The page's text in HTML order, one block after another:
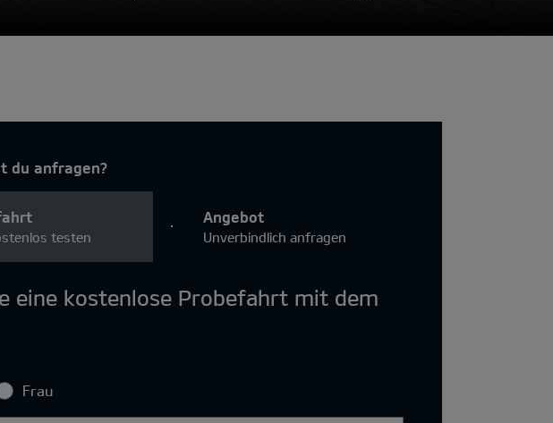
du anfragen?
testen
Angebot
Unverbindlich anfragen
eine kostenlose Probefahrt mit dem
Frau